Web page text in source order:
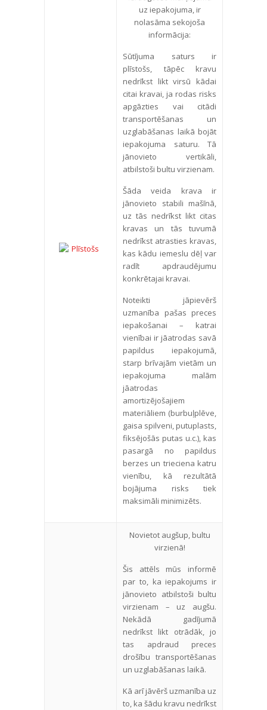
uz iepakojuma, ir
nolasāma sekojoša
informācija:
Sūtījuma saturs ir
plīstošs, tāpēc kravu
nedrīkst likt virsū kādai
citai kravai, ja rodas risks
apgāzties vai citādi
transportēšanas un
uzglabāšanas laikā bojāt
iepakojuma saturu. Tā
jānovieto vertikāli,
atbilstoši bultu virzienam.
Šāda veida krava ir
jānovieto stabili mašīnā,
uz tās nedrīkst likt citas
kravas un tās tuvumā
nedrīkst atrasties kravas,
kas kādu iemeslu dēļ var
radīt apdraudējumu
konkrētajai kravai.
Noteikti jāpievērš
uzmanība pašas preces
iepakošanai – katrai
vienībai ir jāatrodas savā
papildus iepakojumā,
starp brīvajām vietām un
iepakojuma malām
jāatrodas
amortizējošajiem
materiāliem (burbuļplēve,
gaisa spilveni, putuplasts,
fiksējošās putas u.c.), kas
pasargā no papildus
berzes un trieciena katru
vienību, kā rezultātā
bojājuma risks tiek
maksimāli minimizēts.
Novietot augšup, bultu
virzienā!
Šis attēls mūs informē
par to, ka iepakojums ir
jānovieto atbilstoši bultu
virzienam – uz augšu.
Nekādā gadījumā
nedrīkst likt otrādāk, jo
tas apdraud preces
drošību transportēšanas
un uzglabāšanas laikā.
Kā arī jāvērš uzmanība uz
to, ka šādu kravu nedrīkst